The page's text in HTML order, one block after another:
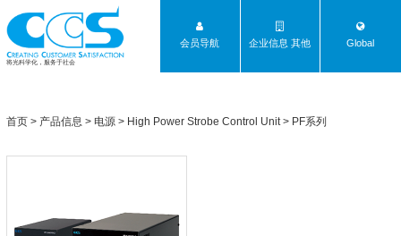
将光科学化，服务于社会
会员导航 企业信息 其他 Global
首页 > 产品信息 > 电源 > High Power Strobe Control Unit> PF系列